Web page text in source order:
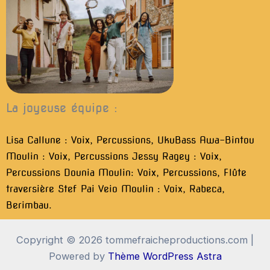
La joyeuse équipe :
Lisa Callune : Voix, Percussions, UkuBass Awa-Bintou
Moulin : Voix, Percussions Jessy Ragey : Voix,
Percussions Dounia Moulin: Voix, Percussions, Flûte
traversière Stef Pai Veio Moulin : Voix, Rabeca,
Berimbau.
Copyright © 2026 tommefraicheproductions.com |
Powered by Thème WordPress Astra